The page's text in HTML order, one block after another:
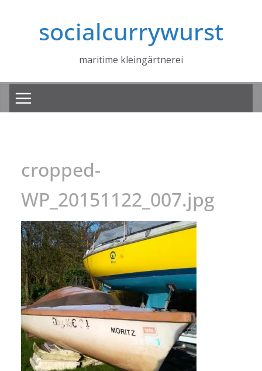
socialcurrywurst
maritime kleingärtnerei
cropped-
WP_20151122_007.jpg